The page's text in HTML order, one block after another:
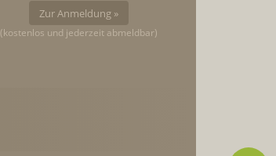
Zur Anmeldung »
(kostenlos und jederzeit abmeldbar)